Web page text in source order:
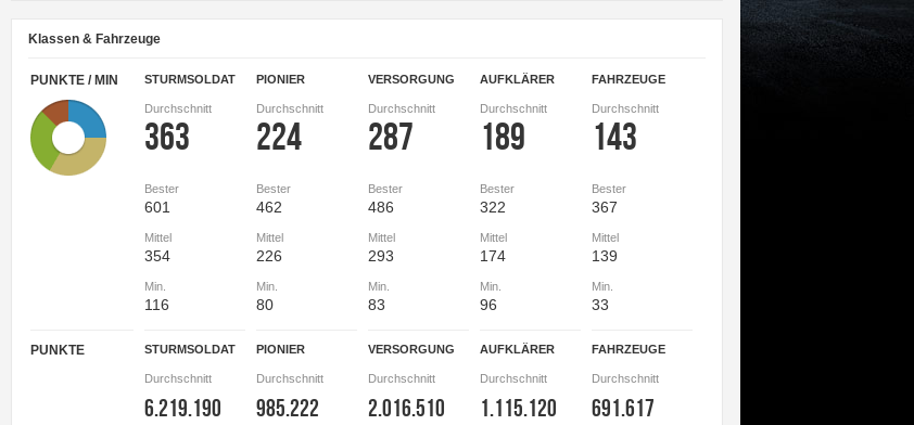
Klassen & Fahrzeuge
PUNKTE / MIN STURMSOLDAT
Durchschnitt
363
Bester
601
Mittel
354
Min.
116
PIONIER
Durchschnitt
224
Bester
462
Mittel
226
Min.
80
VERSORGUNG
Durchschnitt
287
Bester
486
Mittel
293
Min.
83
AUFKLÄRER
Durchschnitt
189
Bester
322
Mittel
174
Min.
96
FAHRZEUGE
Durchschnitt
143
Bester
367
Mittel
139
Min.
33
PUNKTE STURMSOLDAT
Durchschnitt
6.219.190
PIONIER
Durchschnitt
985.222
VERSORGUNG
Durchschnitt
2.016.510
AUFKLÄRER
Durchschnitt
1.115.120
FAHRZEUGE
Durchschnitt
691.617